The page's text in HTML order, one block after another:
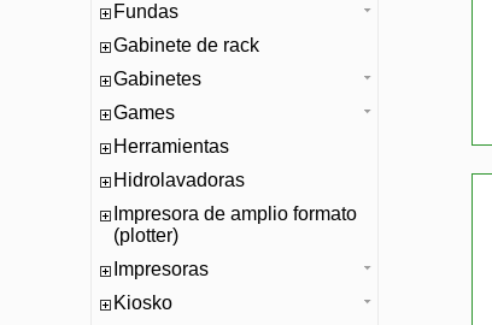
Fundas
Gabinete de rack
Gabinetes
Games
Herramientas
Hidrolavadoras
Impresora de amplio formato
(plotter)
Impresoras
Kiosko